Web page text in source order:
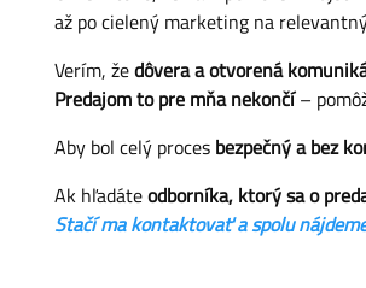
až po cielený marketing na
Verím, žedôvera a otvorená
Predajom to pre mňa nekončí–
Aby bol celý proces bezpečný a bez
Ak hľadáteodborníka, ktorý sa o
Stačí ma kontaktovať a spolu